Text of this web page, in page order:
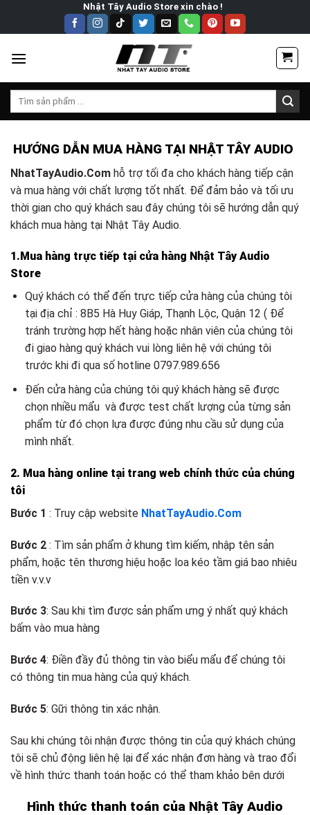
Nhật Tây Audio Store xin chào !
Tìm
HƯỚNG DẪN MUA HÀNG TẠI NHẬT TÂY AUDIO
NhatTayAudio.Com hỗ trợ tối đa cho khách hàng tiếp cận
và mua hàng với chất lượng tốt nhất. Để đảm bảo và tối ưu
thời gian cho quý khách sau đây chúng tôi sẽ hướng dẫn quý
khách mua hàng tại Nhật Tây Audio.
1.Mua hàng trực tiếp tại cửa hàng Nhật Tây Audio
Store
Quý khách có thể đến trực tiếp cửa hàng của chúng tôi
tại địa chỉ : 8B5 Hà Huy Giáp, Thạnh Lộc, Quận 12 ( Để
tránh trường hợp hết hàng hoặc nhân viên của chúng tôi
đi giao hàng quý khách vui lòng liên hệ với chúng tôi
trước khi đi qua số hotline 0797.989.656
Đến cửa hàng của chúng tôi quý khách hàng sẽ được
chọn nhiều mẩu và được test chất lượng của từng sản
phẩm từ đó chọn lựa được đúng nhu cầu sử dụng của
mình nhất.
2. Mua hàng online tại trang web chính thức của chúng
tôi
Bước 1 : Truy cập website NhatTayAudio.Com
Bước 2 : Tìm sản phẩm ở khung tìm kiếm, nhập tên sản
phẩm, hoặc tên thương hiệu hoặc loa kéo tầm giá bao nhiêu
tiền v.v.v
Bước 3: Sau khi tìm được sản phẩm ưng ý nhất quý khách
bấm vào mua hàng
Bước 4: Điền đầy đủ thông tin vào biểu mẩu để chúng tôi
có thông tin mua hàng của quý khách.
Bước 5: Gữi thông tin xác nhận.
Sau khi chúng tôi nhận được thông tin của quý khách chúng
tôi sẽ chủ động liên hệ lại để xác nhận đơn hàng và trao đổi
về hình thức thanh toán hoặc có thể tham khảo bên dưới
Hình thức thanh toán của Nhật Tây Audio